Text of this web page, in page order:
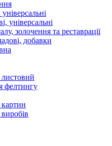
універсальні
золочення та реставрації
добавки
фелтингу